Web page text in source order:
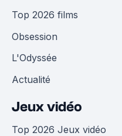
Top 2026 films
Obsession
L'Odyssée
Actualité
Jeux vidéo
Top 2026 Jeux vidéo